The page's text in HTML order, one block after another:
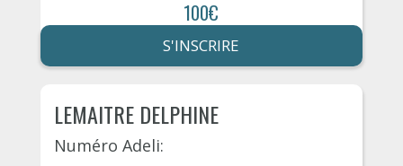
100€
S'INSCRIRE
LEMAITRE DELPHINE
Numéro Adeli: